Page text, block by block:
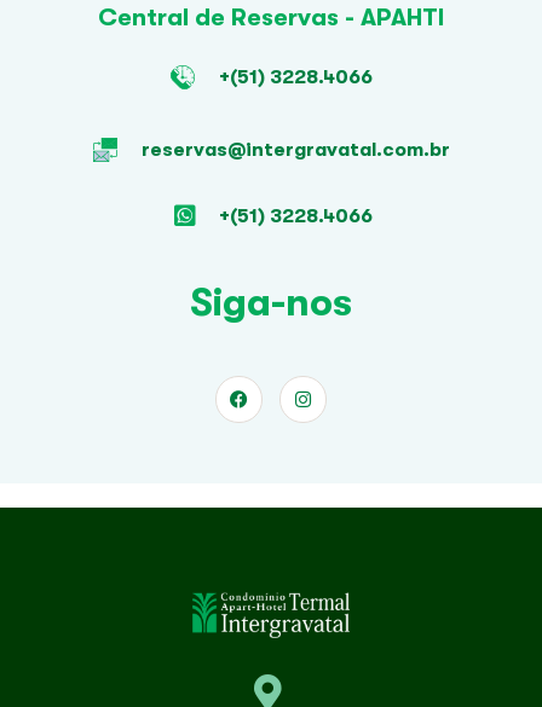
Central de Reservas - APAHTI
+(51) 3228.4066
reservas@intergravatal.com.br
+(51) 3228.4066
Siga-nos